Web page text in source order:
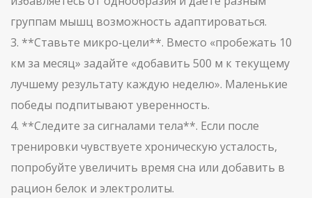
группам мышц возможность адаптироваться.
3. **Ставьте микро‑цели**. Вместо «пробежать 10
км за месяц» задайте «добавить 500 м к текущему
лучшему результату каждую неделю». Маленькие
победы подпитывают уверенность.
4. **Следите за сигналами тела**. Если после
тренировки чувствуете хроническую усталость,
попробуйте увеличить время сна или добавить в
рацион белок и электролиты.